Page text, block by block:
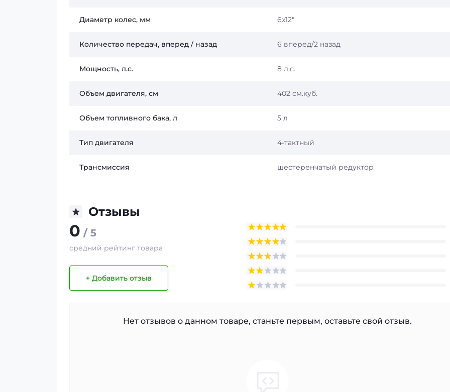
Диаметр колес, мм 6x12"
Количество передач, вперед / назад 6 вперед/2 назад
Мощность, л.с. 8 л.с.
Объем двигателя, см 402 см.куб.
Объем топливного бака, л 5 л
Тип двигателя 4-тактный
Трансмиссия шестеренчатый редуктор
Отзывы
0 / 5
средний рейтинг товара
+ Добавить отзыв
Нет отзывов о данном товаре, станьте первым, оставьте свой отзыв.